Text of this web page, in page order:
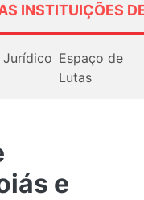
INSTITUIÇÕES
Jurídico Espaço de
Lutas
e